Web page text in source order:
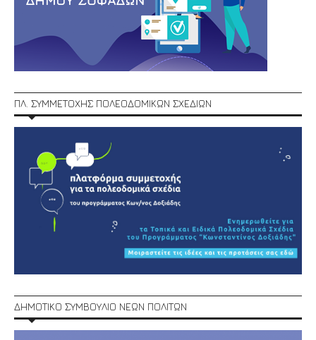
ΠΛ. ΣΥΜΜΕΤΟΧΗΣ ΠΟΛΕΟΔΟΜΙΚΩΝ ΣΧΕΔΙΩΝ
ΔΗΜΟΤΙΚΟ ΣΥΜΒΟΥΛΙΟ ΝΕΩΝ ΠΟΛΙΤΩΝ